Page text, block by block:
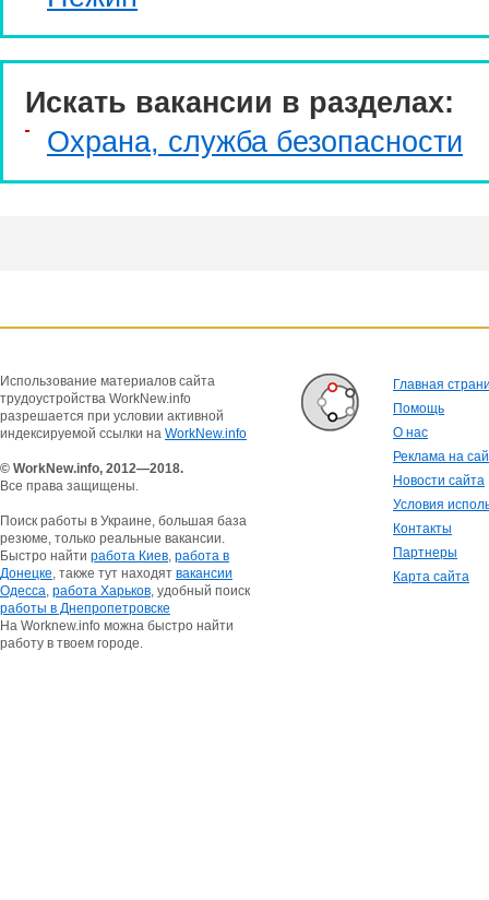
Искать вакансии в разделах:
Охрана, служба безопасности
Использование материалов сайта
трудоустройства WorkNew.info
разрешается при условии активной
индексируемой ссылки на WorkNew.info
© WorkNew.info, 2012—2018.
Все права защищены.
Поиск работы в Украине, большая база
резюме, только реальные вакансии.
Быстро найти работа Киев, работа в
Донецке, также тут находят вакансии
Одесса, работа Харьков, удобный поиск
работы в Днепропетровске
На Worknew.info можна быстро найти
работу в твоем городе.
Главная
Помощь
О нас
Реклама на
Новости сайта
Условия
Контакты
Партнеры
Карта сайта